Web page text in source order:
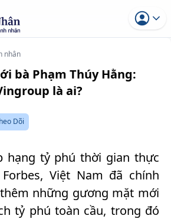
nhân
bà Phạm Thúy Hằng:
là ai?
Dõi
hạng tỷ phú thời gian thực
Việt Nam đã chính
những gương mặt mới
tỷ phú toàn cầu, trong đó